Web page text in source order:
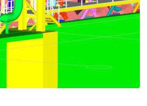
TBS im Rohrleitungsbau konnten wir
internationale Projekte erfolgreich